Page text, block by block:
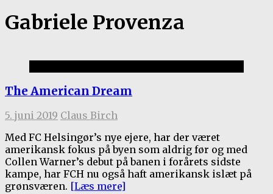
Gabriele Provenza
The American Dream
5. juni 2019 Claus Birch
Med FC Helsingør’s nye ejere, har der været
amerikansk fokus på byen som aldrig før og med
Collen Warner’s debut på banen i forårets sidste
kampe, har FCH nu også haft amerikansk islæt på
grønsværen. [Læs mere]